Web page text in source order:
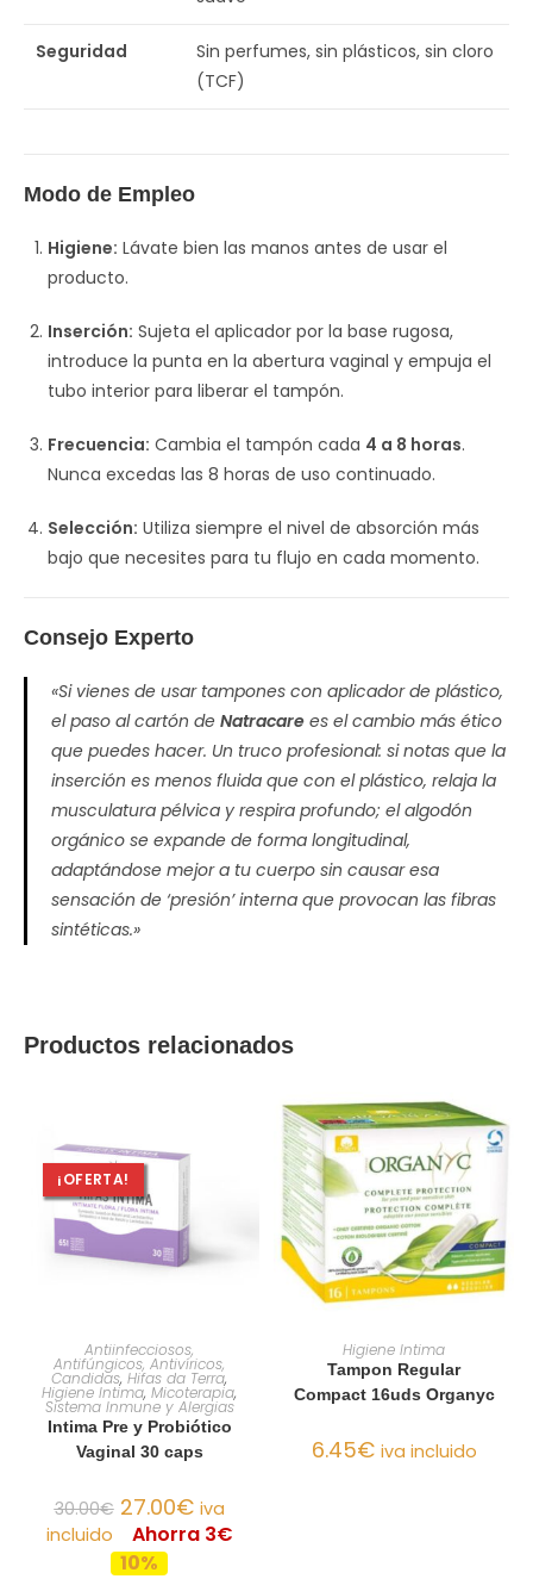
Seguridad
Sin perfumes, sin plásticos, sin cloro
(TCF)
Modo de Empleo
Higiene: Lávate bien las manos antes de usar el
producto.
Inserción: Sujeta el aplicador por la base rugosa,
introduce la punta en la abertura vaginal y empuja el
tubo interior para liberar el tampón.
Frecuencia: Cambia el tampón cada 4 a 8 horas.
Nunca excedas las 8 horas de uso continuado.
Selección: Utiliza siempre el nivel de absorción más
bajo que necesites para tu flujo en cada momento.
Consejo Experto
«Si vienes de usar tampones con aplicador de plástico,
el paso al cartón de Natracare es el cambio más ético
que puedes hacer. Un truco profesional: si notas que la
inserción es menos fluida que con el plástico, relaja la
musculatura pélvica y respira profundo; el algodón
orgánico se expande de forma longitudinal,
adaptándose mejor a tu cuerpo sin causar esa
sensación de ‘presión’ interna que provocan las fibras
sintéticas.»
Productos relacionados
¡OFERTA!
AÑADIR AL CARRITO
Antiinfecciosos,
Antifúngicos, Antivíricos,
Candidas, Hifas da Terra,
Higiene Intima, Micoterapia,
Sistema Inmune y Alergias
Intima Pre y Probiótico
Vaginal 30 caps
30.00€ 27.00€ iva
incluido
Ahorra 3€
10%
AÑADIR AL CARRITO
Higiene Intima
Tampon Regular
Compact 16uds Organyc
6.45€ iva incluido